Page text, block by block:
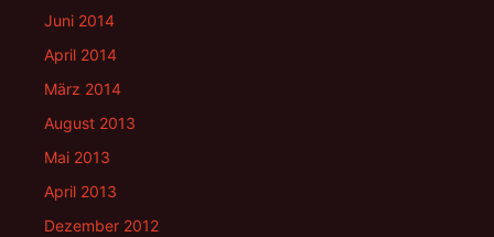
Juni 2014
April 2014
März 2014
August 2013
Mai 2013
April 2013
Dezember 2012